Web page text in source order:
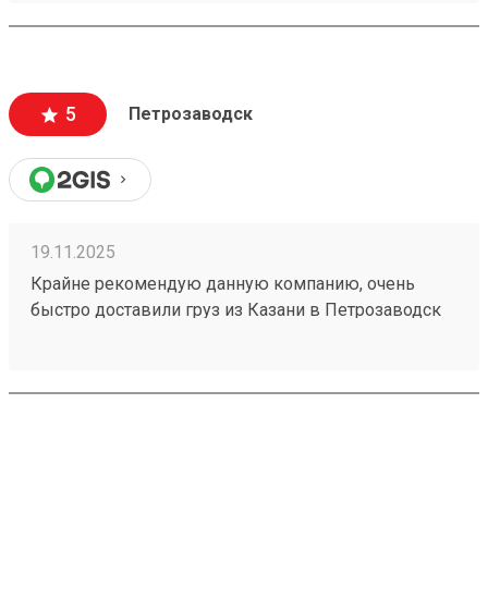
повреждений.Однозначно буду пользоваться
5 Петрозаводск
19.11.2025
Крайне рекомендую данную компанию, очень
быстро доставили груз из Казани в Петрозаводск
повреждений.Однозначно буду пользоваться